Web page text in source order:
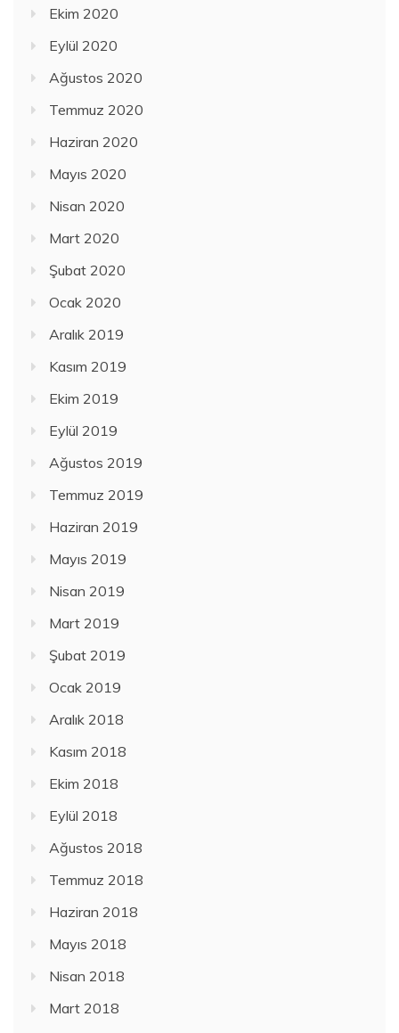
Ekim 2020
Eylül 2020
Ağustos 2020
Temmuz 2020
Haziran 2020
Mayıs 2020
Nisan 2020
Mart 2020
Şubat 2020
Ocak 2020
Aralık 2019
Kasım 2019
Ekim 2019
Eylül 2019
Ağustos 2019
Temmuz 2019
Haziran 2019
Mayıs 2019
Nisan 2019
Mart 2019
Şubat 2019
Ocak 2019
Aralık 2018
Kasım 2018
Ekim 2018
Eylül 2018
Ağustos 2018
Temmuz 2018
Haziran 2018
Mayıs 2018
Nisan 2018
Mart 2018